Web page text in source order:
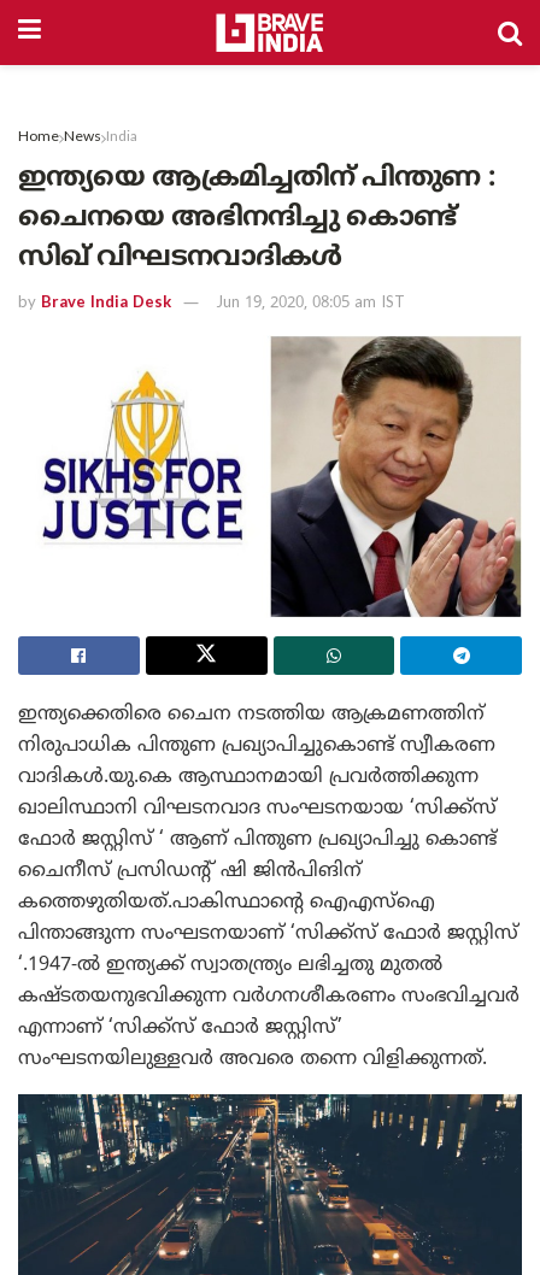
Home News India
ഇന്ത്യയെ ആക്രമിച്ചതിന് പിന്തുണ :
ചൈനയെ അഭിനന്ദിച്ചു കൊണ്ട്
സിഖ് വിഘടനവാദികൾ
by Brave India Desk Jun 19, 2020, 08:05 am IST
ഇന്ത്യക്കെതിരെ ചൈന നടത്തിയ ആക്രമണത്തിന്
നിരുപാധിക പിന്തുണ പ്രഖ്യാപിച്ചുകൊണ്ട് സ്വീകരണ
വാദികൾ.യു.കെ ആസ്ഥാനമായി പ്രവർത്തിക്കുന്ന
ഖാലിസ്ഥാനി വിഘടനവാദ സംഘടനയായ ‘സിക്ക്സ്
ഫോർ ജസ്റ്റിസ് ‘ ആണ് പിന്തുണ പ്രഖ്യാപിച്ചു കൊണ്ട്
ചൈനീസ് പ്രസിഡന്റ്‌ ഷി ജിൻപിങിന്
കത്തെഴുതിയത്.പാകിസ്ഥാന്റെ ഐഎസ്ഐ
പിന്താങ്ങുന്ന സംഘടനയാണ് ‘സിക്ക്സ് ഫോർ ജസ്റ്റിസ്
‘.1947-ൽ ഇന്ത്യക്ക് സ്വാതന്ത്ര്യം ലഭിച്ചതു മുതൽ
കഷ്ടതയനുഭവിക്കുന്ന വർഗനശീകരണം സംഭവിച്ചവർ
എന്നാണ് ‘സിക്ക്സ് ഫോർ ജസ്റ്റിസ്’
സംഘടനയിലുള്ളവർ അവരെ തന്നെ വിളിക്കുന്നത്.